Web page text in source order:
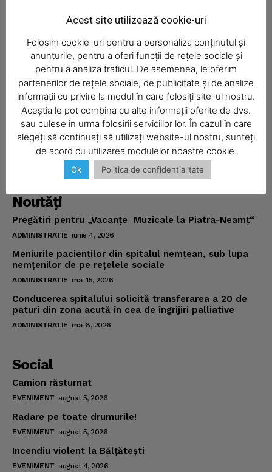
Economic
Acasă
Economic
Politica
Sport
Noutăţi
Pregătiri pentru „Vacanţe Muzicale la Piatra-Neamţ“
ADMINISTRATIE iunie 4, 2026
Meniurile pacienţilor din spitalul nemţean, sub lupa
nemţenilor de pe reţelele sociale
ADMINISTRATIE mai 15, 2026
Conducerea spitalului solicită transferarea a 20 de
paturi din zona acută în cea de îngrijiri palliative
ADMINISTRATIE mai 8, 2026
Social
Camion răsturnat
EVENIMENT august 5, 2026
Radare pe toate drumurile!
EVENIMENT august 5, 2026
Incendiu violent la Bălţăteşti
EVENIMENT august 4, 2026
Acest site utilizează cookie-uri
Folosim cookie-uri pentru a personaliza conținutul și
anunțurile, pentru a oferi funcții de rețele sociale și
pentru a analiza traficul. De asemenea, le oferim
partenerilor de rețele sociale, de publicitate și de analize
informații cu privire la modul în care folosiți site-ul nostru.
Aceștia le pot combina cu alte informații oferite de dvs.
sau culese în urma folosirii serviciilor lor. În cazul în care
alegeți să continuați să utilizați website-ul nostru, sunteți
de acord cu utilizarea modulelor noastre cookie.
Ok Politica de confidentialitate